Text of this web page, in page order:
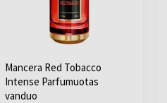
Mancera Red Tobacco
Intense Parfumuotas
vanduo